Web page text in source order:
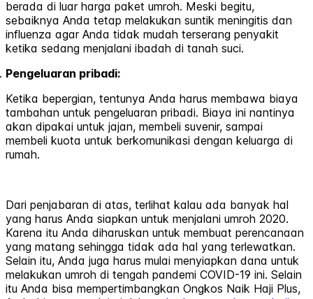
berada di luar harga paket umroh. Meski begitu,
sebaiknya Anda tetap melakukan suntik meningitis dan
influenza agar Anda tidak mudah terserang penyakit
ketika sedang menjalani ibadah di tanah suci.
Pengeluaran pribadi:
Ketika bepergian, tentunya Anda harus membawa biaya
tambahan untuk pengeluaran pribadi. Biaya ini nantinya
akan dipakai untuk jajan, membeli suvenir, sampai
membeli kuota untuk berkomunikasi dengan keluarga di
rumah.
Dari penjabaran di atas, terlihat kalau ada banyak hal
yang harus Anda siapkan untuk menjalani umroh 2020.
Karena itu Anda diharuskan untuk membuat perencanaan
yang matang sehingga tidak ada hal yang terlewatkan.
Selain itu, Anda juga harus mulai menyiapkan dana untuk
melakukan umroh di tengah pandemi COVID-19 ini. Selain
itu Anda bisa mempertimbangkan Ongkos Naik Haji Plus,